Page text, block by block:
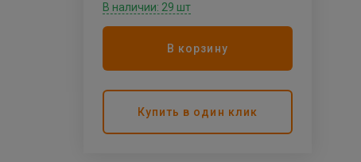
В наличии: 29 шт
В корзину
Купить в один клик